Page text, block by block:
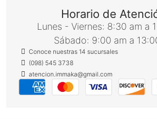
Horario de
Lunes - Viernes: 8:30 am a
Sábado: 9:00 am a
Conoce nuestras 14 sucursales
(098) 545 3738
atencion.immaka@gmail.com